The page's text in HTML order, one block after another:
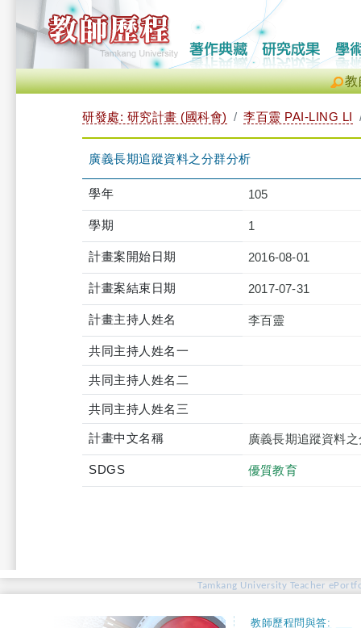
教
研發處: 研究計畫 (國科會) 李百靈 PAI-LING LI
廣義長期追蹤資料之分群分析
學年 105
學期 1
計畫案開始日期 2016-08-01
計畫案結束日期 2017-07-31
計畫主持人姓名 李百靈
共同主持人姓名一
共同主持人姓名二
共同主持人姓名三
計畫中文名稱 廣義長期追蹤資料
SDGS 優質教育
Tamkang University Teacher
教師歷程問與答: